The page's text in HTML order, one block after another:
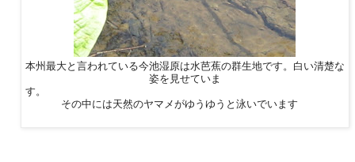
本州最大と言われている今池湿原は水芭蕉の群生地です。白い清楚な
姿を見せていま
す。
その中には天然のヤマメがゆうゆうと泳いでいます